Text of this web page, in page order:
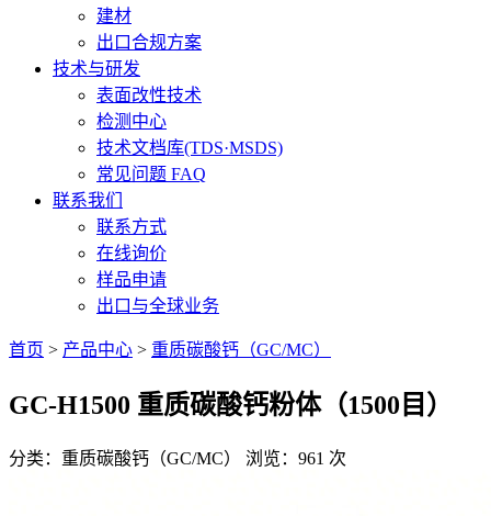
建材
出口合规方案
技术与研发
表面改性技术
检测中心
技术文档库(TDS·MSDS)
常见问题 FAQ
联系我们
联系方式
在线询价
样品申请
出口与全球业务
首页 > 产品中心 > 重质碳酸钙（GC/MC）
GC-H1500 重质碳酸钙粉体（1500目）
分类：重质碳酸钙（GC/MC） 浏览：961 次